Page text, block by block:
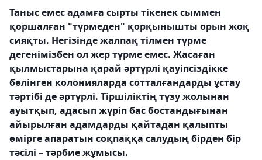
Таныс емес адамға сырты тікенек сыммен
қоршалған "түрмеден" қорқынышты орын жоқ
сияқты. Негізінде жалпақ тілмен түрме
дегенімізбен ол жер түрме емес. Жасаған
қылмыстарына қарай әртүрлі қауіпсіздікке
бөлінген колонияларда сотталғандарды ұстау
тәртібі де әртүрлі. Тіршіліктің түзу жолынан
ауытқып, адасып жүріп бас бостандығынан
айырылған адамдарды қайтадан қалыпты
өмірге апаратын соқпаққа салудың бірден бір
тәсілі – тәрбие жұмысы.